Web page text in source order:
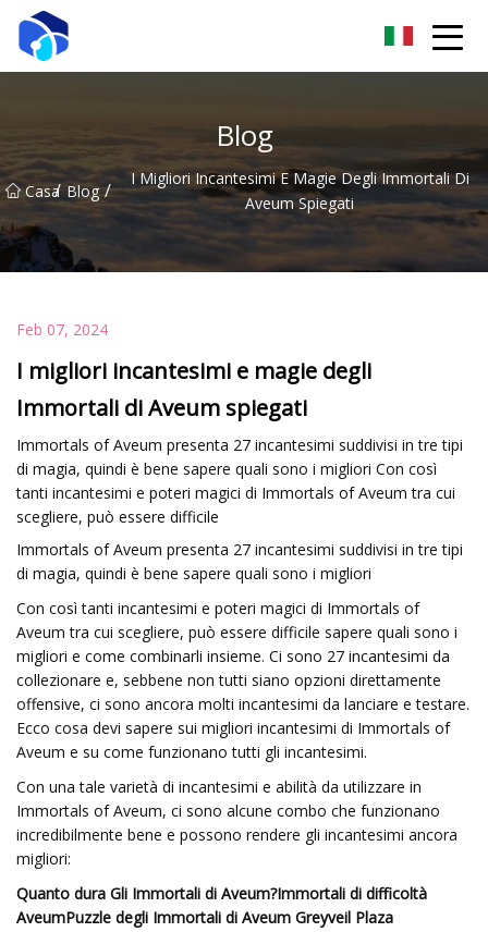
Blog
Casa/ Blog /
I Migliori Incantesimi E Magie Degli Immortali Di
Aveum Spiegati
Feb 07, 2024
I migliori incantesimi e magie degli
Immortali di Aveum spiegati
Immortals of Aveum presenta 27 incantesimi suddivisi in tre tipi
di magia, quindi è bene sapere quali sono i migliori Con così
tanti incantesimi e poteri magici di Immortals of Aveum tra cui
scegliere, può essere difficile
Immortals of Aveum presenta 27 incantesimi suddivisi in tre tipi
di magia, quindi è bene sapere quali sono i migliori
Con così tanti incantesimi e poteri magici di Immortals of
Aveum tra cui scegliere, può essere difficile sapere quali sono i
migliori e come combinarli insieme. Ci sono 27 incantesimi da
collezionare e, sebbene non tutti siano opzioni direttamente
offensive, ci sono ancora molti incantesimi da lanciare e testare.
Ecco cosa devi sapere sui migliori incantesimi di Immortals of
Aveum e su come funzionano tutti gli incantesimi.
Con una tale varietà di incantesimi e abilità da utilizzare in
Immortals of Aveum, ci sono alcune combo che funzionano
incredibilmente bene e possono rendere gli incantesimi ancora
migliori:
Quanto dura Gli Immortali di Aveum?Immortali di difficoltà
AveumPuzzle degli Immortali di Aveum Greyveil Plaza